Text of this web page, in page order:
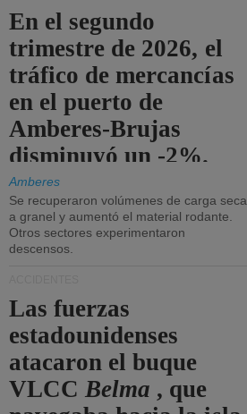
En el segundo
trimestre de 2026, el
tráfico de mercancías
en el puerto de
Amberes-Brujas
disminuyó un -2%.
Amberes
Se recuperaron volúmenes de carga seca
a granel y aumentó el material rodante.
Otros sectores experimentaron
descensos.
Las fuerzas
estadounidenses
atacaron el buque
VLCCBelma , que